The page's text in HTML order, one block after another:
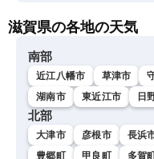
滋賀県の各地の天気
南部
近江八幡市 草津市
湖南市
東近江市 日
北部
大津市 彦根市 長浜
豊郷町
甲良町 多賀